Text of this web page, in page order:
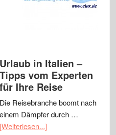
Urlaub in Italien –
Tipps vom Experten
für Ihre Reise
Die Reisebranche boomt nach
einem Dämpfer durch …
[Weiterlesen...]